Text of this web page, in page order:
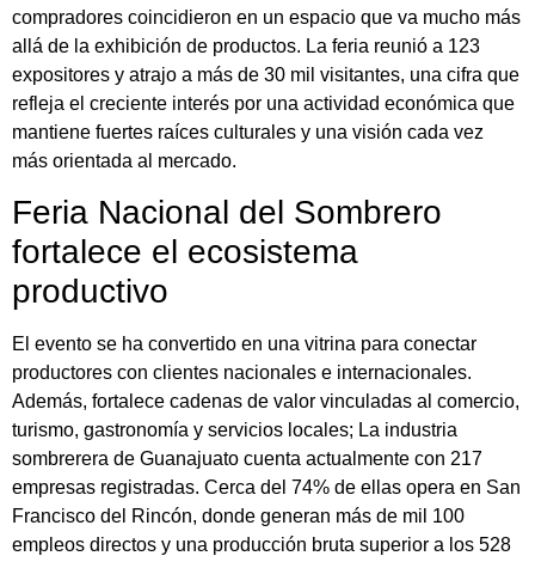
compradores coincidieron en un espacio que va mucho más
allá de la exhibición de productos. La feria reunió a 123
expositores y atrajo a más de 30 mil visitantes, una cifra que
refleja el creciente interés por una actividad económica que
mantiene fuertes raíces culturales y una visión cada vez
más orientada al mercado.
Feria Nacional del Sombrero
fortalece el ecosistema
productivo
El evento se ha convertido en una vitrina para conectar
productores con clientes nacionales e internacionales.
Además, fortalece cadenas de valor vinculadas al comercio,
turismo, gastronomía y servicios locales; La industria
sombrerera de Guanajuato cuenta actualmente con 217
empresas registradas. Cerca del 74% de ellas opera en San
Francisco del Rincón, donde generan más de mil 100
empleos directos y una producción bruta superior a los 528